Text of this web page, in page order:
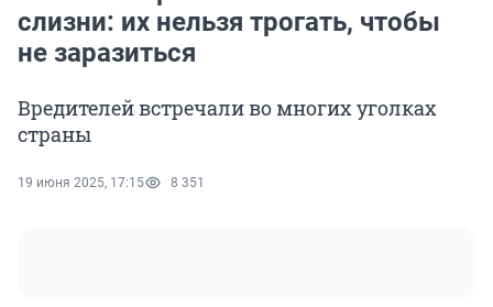
слизни: их нельзя трогать, чтобы
не заразиться
Вредителей встречали во многих уголках
страны
19 июня 2025, 17:15 8 351